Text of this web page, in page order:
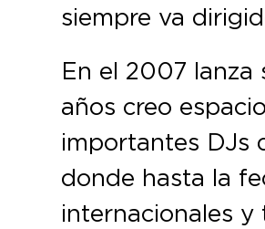
siempre va
En el 2007
años creo
importantes DJs
donde hasta la
internacionales